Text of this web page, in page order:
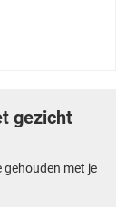
gezicht
gehouden met je